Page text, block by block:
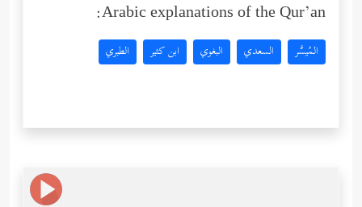
Arabic explanations of the Qur’an:
المُيسَّر السعدي البغوي ابن كثير الطبري